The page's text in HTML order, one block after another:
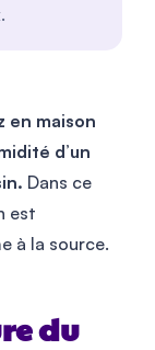
en maison
d’un
Dans ce
est
à la source.
du